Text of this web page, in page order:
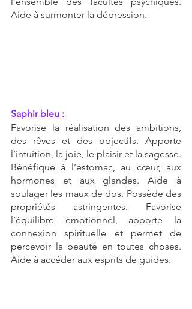
Aide à surmonter la dépression.
Saphir bleu :
Favorise la réalisation des ambitions,
des rêves et des objectifs. Apporte
l’intuition, la joie, le plaisir et la sagesse.
Bénéfique à l’estomac, au cœur, aux
hormones et aux glandes. Aide à
soulager les maux de dos. Possède des
propriétés astringentes. Favorise
l’équilibre émotionnel, apporte la
connexion spirituelle et permet de
percevoir la beauté en toutes choses.
Aide à accéder aux esprits de guides.